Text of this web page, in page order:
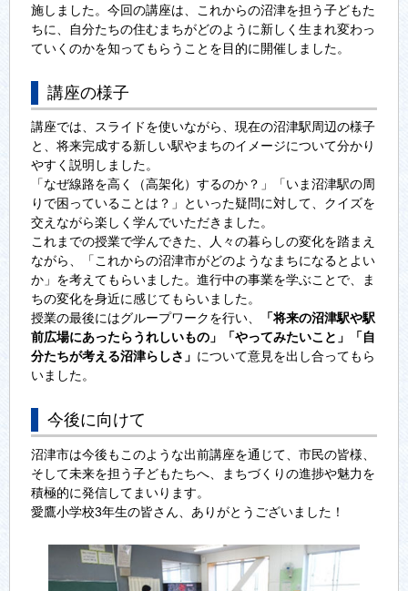
施しました。今回の講座は、これからの沼津を担う子どもた
ちに、自分たちの住むまちがどのように新しく生まれ変わっ
ていくのかを知ってもらうことを目的に開催しました。
講座の様子
講座では、スライドを使いながら、現在の沼津駅周辺の様子
と、将来完成する新しい駅やまちのイメージについて分かり
やすく説明しました。
「なぜ線路を高く（高架化）するのか？」「いま沼津駅の周
りで困っていることは？」といった疑問に対して、クイズを
交えながら楽しく学んでいただきました。
これまでの授業で学んできた、人々の暮らしの変化を踏まえ
ながら、「これからの沼津市がどのようなまちになるとよい
か」を考えてもらいました。進行中の事業を学ぶことで、ま
ちの変化を身近に感じてもらいました。
授業の最後にはグループワークを行い、
「将来の沼津駅や駅
前広場にあったらうれしいもの」「やってみたいこと」「自
分たちが考える沼津らしさ」 について意見を出し合ってもら
いました。
今後に向けて
沼津市は今後もこのような出前講座を通じて、市民の皆様、
そして未来を担う子どもたちへ、まちづくりの進捗や魅力を
積極的に発信してまいります。
愛鷹小学校3年生の皆さん、ありがとうございました！